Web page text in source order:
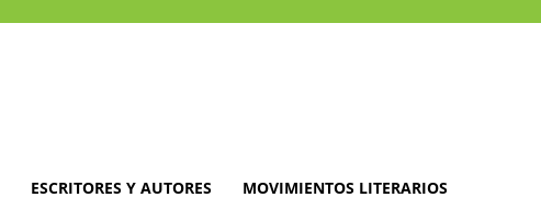
ESCRITORES Y AUTORES MOVIMIENTOS LITERARIOS